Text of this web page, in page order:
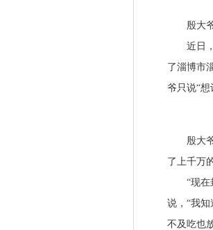
殷大爷
近日，
了淄博市
爷只说“想
殷大爷
了上千万
“现在封
说，“我
不及吃也